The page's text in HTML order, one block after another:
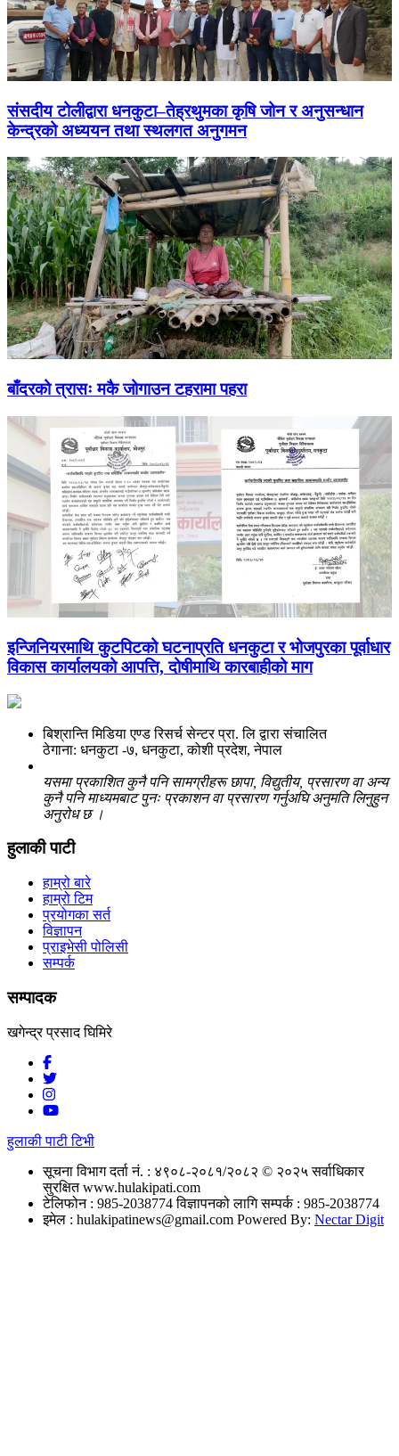
संसदीय टोलीद्वारा धनकुटा–तेह्रथुमका कृषि जोन र अनुसन्धान
केन्द्रको अध्ययन तथा स्थलगत अनुगमन
बाँदरको त्रासः मकै जोगाउन टहरामा पहरा
इन्जिनियरमाथि कुटपिटको घटनाप्रति धनकुटा र भोजपुरका पूर्वाधार
विकास कार्यालयको आपत्ति, दोषीमाथि कारबाहीको माग
बिश्रान्ति मिडिया एण्ड रिसर्च सेन्टर प्रा. लि द्वारा संचालित
ठेगाना: धनकुटा -७, धनकुटा, कोशी प्रदेश, नेपाल
यसमा प्रकाशित कुनै पनि सामग्रीहरू छापा, विद्युतीय, प्रसारण वा अन्य
कुनै पनि माध्यमबाट पुनः प्रकाशन वा प्रसारण गर्नुअघि अनुमति लिनुहुन
अनुरोध छ ।
हुलाकी पाटी
हाम्रो बारे
हाम्रो टिम
प्रयोगका सर्त
विज्ञापन
प्राइभेसी पोलिसी
सम्पर्क
सम्पादक
खगेन्द्र प्रसाद घिमिरे
हुलाकी पाटी टिभी
सूचना विभाग दर्ता नं. : ४९०८-२०८१/२०८२ © २०२५ सर्वाधिकार
सुरक्षित www.hulakipati.com
टेलिफोन : 985-2038774विज्ञापनको लागि सम्पर्क : 985-2038774
इमेल : hulakipatinews@gmail.com Powered By: Nectar Digit